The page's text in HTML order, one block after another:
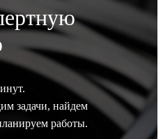
задачи, найдем
работы.